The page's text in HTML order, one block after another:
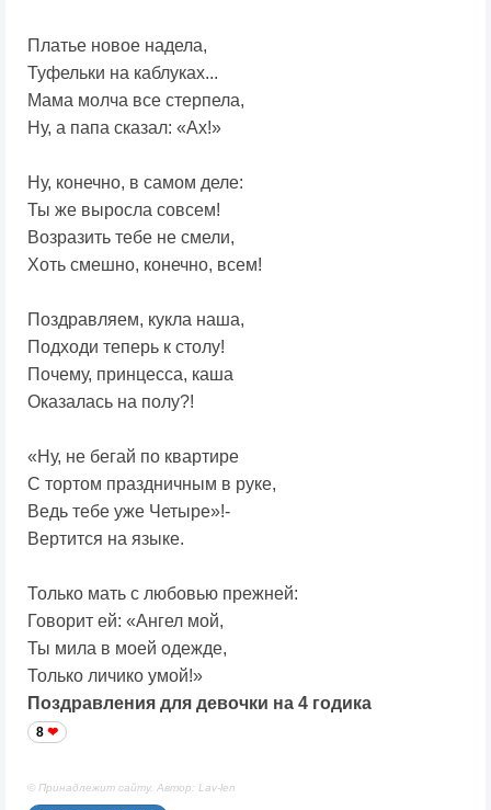
Платье новое надела,
Туфельки на каблуках...
Мама молча все стерпела,
Ну, а папа сказал: «Ах!»
Ну, конечно, в самом деле:
Ты же выросла совсем!
Возразить тебе не смели,
Хоть смешно, конечно, всем!
Поздравляем, кукла наша,
Подходи теперь к столу!
Почему, принцесса, каша
Оказалась на полу?!
«Ну, не бегай по квартире
С тортом праздничным в руке,
Ведь тебе уже Четыре»!-
Вертится на языке.
Только мать с любовью прежней:
Говорит ей: «Ангел мой,
Ты мила в моей одежде,
Только личико умой!»
Поздравления для девочки на 4 годика
8
© Принадлежит сайту. Автор: Lav-len